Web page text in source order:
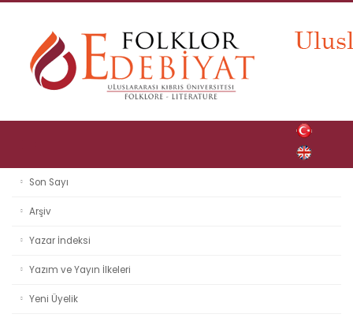
Son Sayı
Arşiv
Yazar İndeksi
Yazım ve Yayın İlkeleri
Yeni Üyelik